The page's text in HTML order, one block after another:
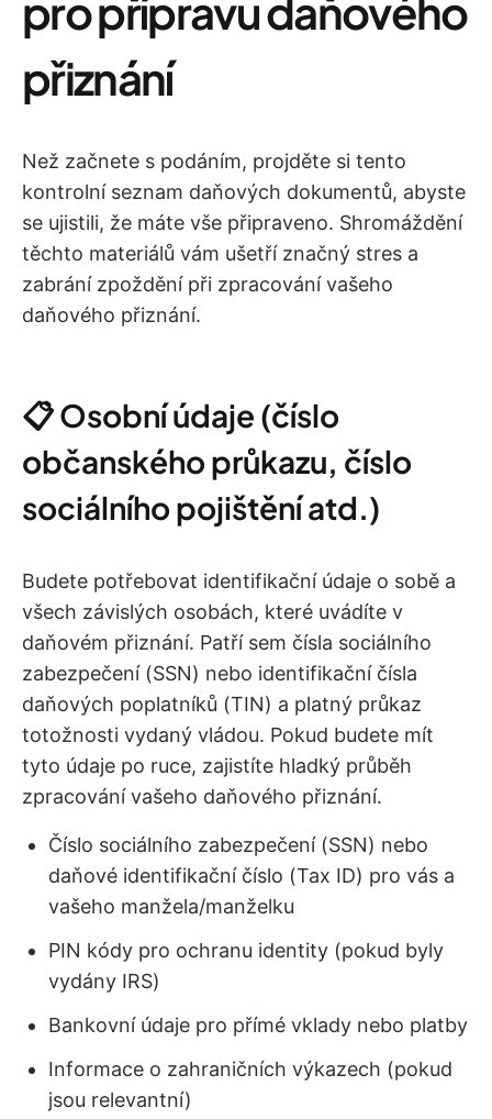
pro přípravu daňového
přiznání
Než začnete s podáním, projděte si tento
kontrolní seznam daňových dokumentů, abyste
se ujistili, že máte vše připraveno. Shromáždění
těchto materiálů vám ušetří značný stres a
zabrání zpoždění při zpracování vašeho
daňového přiznání.
📋 Osobní údaje (číslo
občanského průkazu, číslo
sociálního pojištění atd.)
Budete potřebovat identifikační údaje o sobě a
všech závislých osobách, které uvádíte v
daňovém přiznání. Patří sem čísla sociálního
zabezpečení (SSN) nebo identifikační čísla
daňových poplatníků (TIN) a platný průkaz
totožnosti vydaný vládou. Pokud budete mít
tyto údaje po ruce, zajistíte hladký průběh
zpracování vašeho daňového přiznání.
Číslo sociálního zabezpečení (SSN) nebo
daňové identifikační číslo (Tax ID) pro vás a
vašeho manžela/manželku
PIN kódy pro ochranu identity (pokud byly
vydány IRS)
Bankovní údaje pro přímé vklady nebo platby
Informace o zahraničních výkazech (pokud
jsou relevantní)